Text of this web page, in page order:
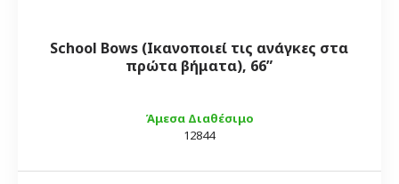
Άμεσα Διαθέσιμο
12844
School Bows (Ικανοποιεί τις ανάγκες στα
πρώτα βήματα), 66”